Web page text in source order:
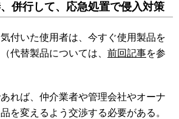
併行して、応急処置で侵入対策
付いた使用者は、今すぐ使用製品を
代替製品については、 前回記事を参
れば、仲介業者や管理会社やオーナ
を変えるよう交渉する必要がある。